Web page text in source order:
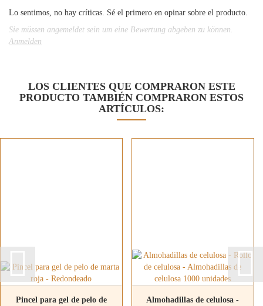
Lo sentimos, no hay críticas. Sé el primero en opinar sobre el producto.
Sie müssen angemeldet sein um eine Bewertung abgeben zu können.
Anmelden
LOS CLIENTES QUE COMPRARON ESTE
PRODUCTO TAMBIÉN COMPRARON ESTOS
ARTÍCULOS:
Pincel para gel de pelo de
Almohadillas de celulosa -